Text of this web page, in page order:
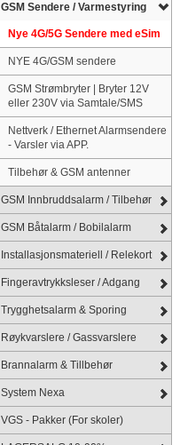
GSM Sendere / Varmestyring
Nye 4G/5G Sendere med eSim
NYE 4G/GSM sendere
GSM Strømbryter | Bryter 12V
eller 230V via Samtale/SMS
Nettverk / Ethernet Alarmsendere
- Varsler via APP.
Tilbehør & GSM antenner
GSM Innbruddsalarm / Tilbehør
GSM Båtalarm / Bobilalarm
Installasjonsmateriell / Relekort
Fingeravtrykksleser / Adgang
Trygghetsalarm & Sporing
Røykvarslere / Gassvarslere
Brannalarm & Tillbehør
System Nexa
VGS - Pakker (For skoler)